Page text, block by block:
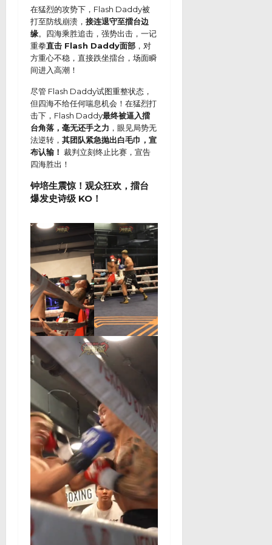
在猛烈的攻势下，Flash Daddy被
打至防线崩溃， 接连退守至擂台边
缘。四海乘胜追击，强势出击，一记
重拳直击 Flash Daddy面部 ，对
方重心不稳，直接跌坐擂台，场面瞬
间进入高潮！
尽管 Flash Daddy试图重整状态，
但四海不给任何喘息机会！在猛烈打
击下，Flash Daddy最终被逼入擂
台角落，毫无还手之力 ，眼见局势无
法逆转， 其团队紧急抛出白毛巾，宣
布认输！ 裁判立刻终止比赛，宣告
四海胜出！
钟培生震惊！观众狂欢，擂台
爆发史诗级 KO！